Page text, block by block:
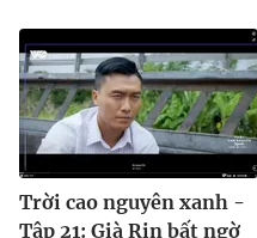
Trời cao nguyên xanh -
Tập 21: Già Rin bất ngờ